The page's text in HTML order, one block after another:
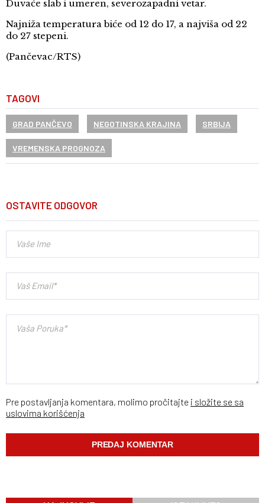
Duvaće slab i umeren, severozapadni vetar.
Najniža temperatura biće od 12 do 17, a najviša od 22
do 27 stepeni.
(Pančevac/RTS)
TAGOVI
GRAD PANČEVO NEGOTINSKA KRAJINA SRBIJA
VREMENSKA PROGNOZA
OSTAVITE ODGOVOR
Pre postavljanja komentara, molimo pročitajte i složite se sa
uslovima korišćenja